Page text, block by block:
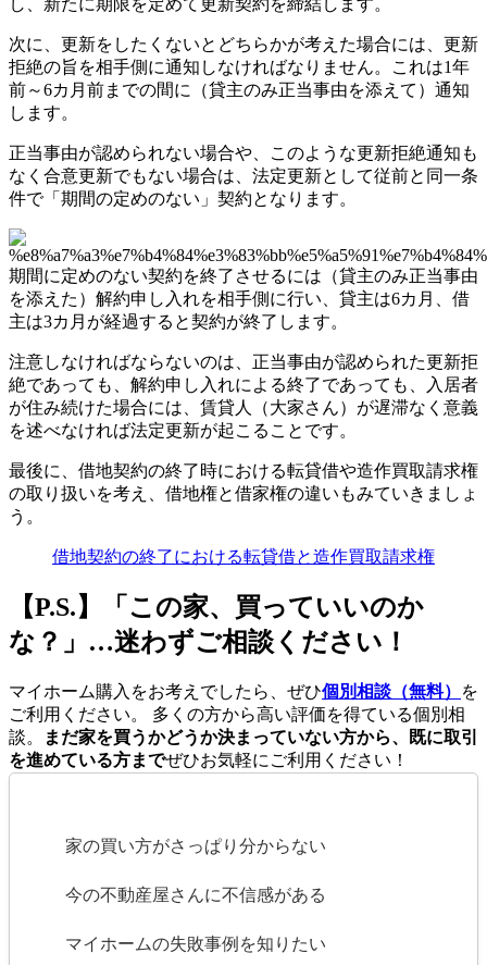
次に、更新をしたくないとどちらかが考えた場合には、更新
拒絶の旨を相手側に通知しなければなりません。これは1年
前～6カ月前までの間に（貸主のみ正当事由を添えて）通知
します。
正当事由が認められない場合や、このような更新拒絶通知も
なく合意更新でもない場合は、法定更新として従前と同一条
件で「期間の定めのない」契約となります。
期間に定めのない契約を終了させるには（貸主のみ正当事由
を添えた）解約申し入れを相手側に行い、貸主は6カ月、借
主は3カ月が経過すると契約が終了します。
注意しなければならないのは、正当事由が認められた更新拒
絶であっても、解約申し入れによる終了であっても、入居者
が住み続けた場合には、賃貸人（大家さん）が遅滞なく意義
を述べなければ法定更新が起こることです。
最後に、借地契約の終了時における転貸借や造作買取請求権
の取り扱いを考え、借地権と借家権の違いもみていきましょ
う。
借地契約の終了における転貸借と造作買取請求権
【P.S.】「この家、買っていいのか
な？」…迷わずご相談ください！
マイホーム購入をお考えでしたら、ぜひ個別相談（無料）
を
ご利用ください。 多くの方から高い評価を得ている個別相
談。
まだ家を買うかどうか決まっていない方から、既に取引
を進めている方までぜひお気軽にご利用ください！
家の買い方がさっぱり分からない
今の不動産屋さんに不信感がある
マイホームの失敗事例を知りたい